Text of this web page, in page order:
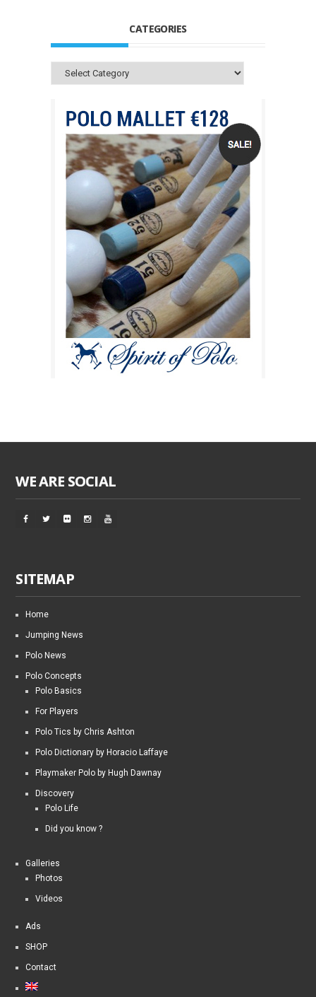
CATEGORIES
Categories
WE ARE SOCIAL
SITEMAP
Home
Jumping News
Polo News
Polo Concepts
Polo Basics
For Players
Polo Tics by Chris Ashton
Polo Dictionary by Horacio Laffaye
Playmaker Polo by Hugh Dawnay
Discovery
Polo Life
Did you know ?
Galleries
Photos
Videos
Ads
SHOP
Contact